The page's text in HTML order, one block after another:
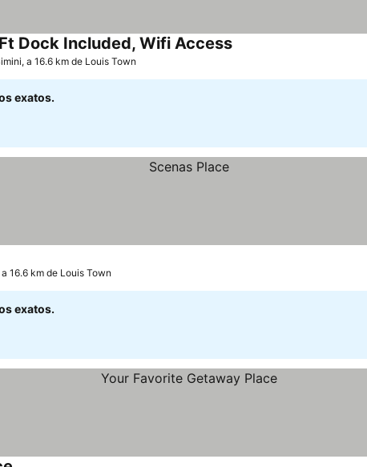
Dock Included, Wifi AccessVer preços
a 16.6 km de Louis Town
exatos.
16.6 km de Louis Town
exatos.